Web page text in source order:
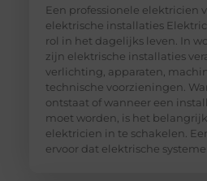
Een professionele elektricien
elektrische installaties
rol in het dagelijks leven. In
zijn elektrische installaties
verlichting, apparaten,
technische voorzieningen.
ontstaat of wanneer een
moet worden, is het
elektricien in te schakelen.
ervoor dat elektrische